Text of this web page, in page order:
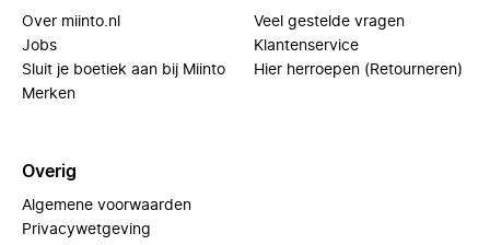
Over miinto.nl
Jobs
Sluit je boetiek aan bij Miinto
Merken
Veel gestelde vragen
Klantenservice
Hier herroepen (Retourneren)
Overig
Algemene voorwaarden
Privacywetgeving